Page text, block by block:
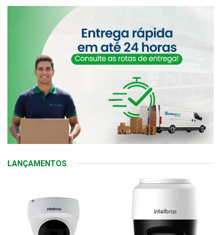
LANÇAMENTOS